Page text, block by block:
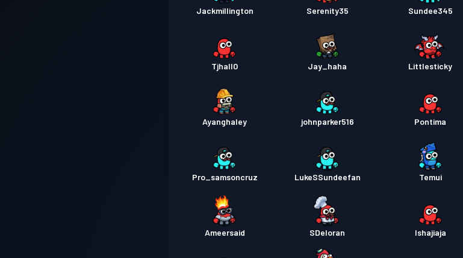
Jackmillington Serenity35 Sundee345
Tjhall0 Jay_haha Littlesticky
Ayanghaley johnparker516 Pontima
Pro_samsoncruz LukeSSundeefan Temui
Ameersaid SDeloran Ishajiaja